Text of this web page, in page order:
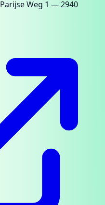
Parijse Weg 1 — 2940